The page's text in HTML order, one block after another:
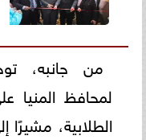
من جانبه،
لمحافظ المنيا
الطلابية،